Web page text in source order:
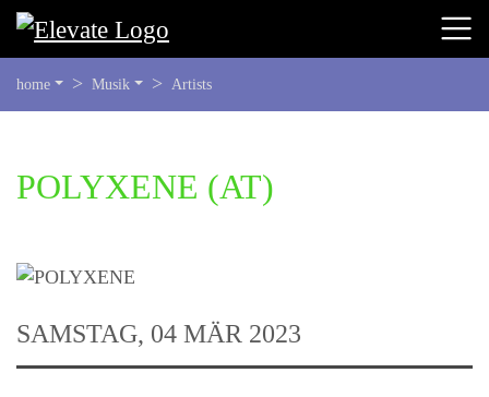
BEFINDEN
SICH
home Musik Artists
BEGINN
DESPOLYXENE (AT)
SAMSTAG, 04 MÄR 2023